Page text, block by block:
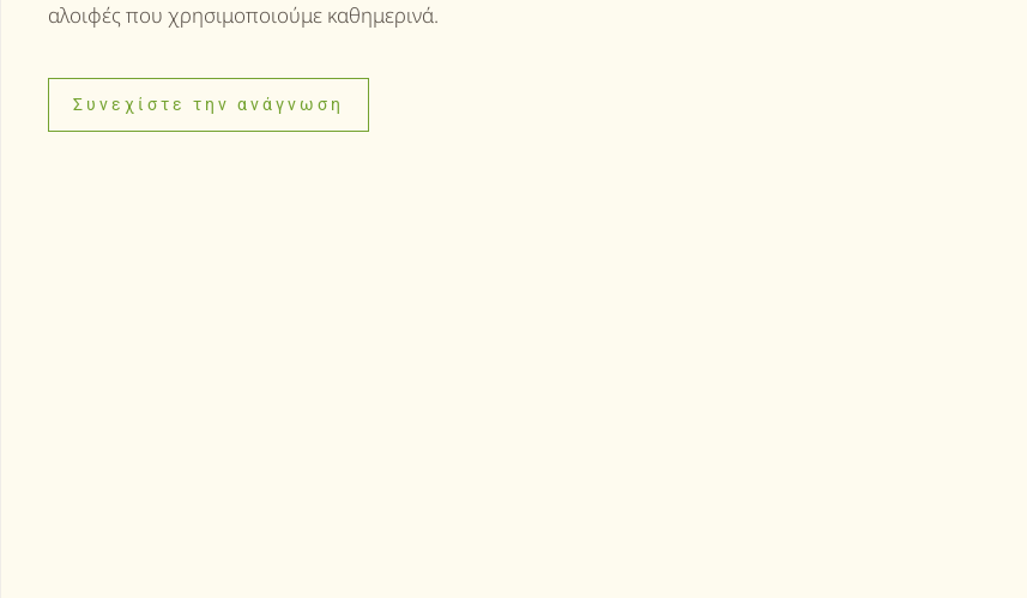
αλοιφές που χρησιμοποιούμε καθημερινά.
Συνεχίστε την ανάγνωση